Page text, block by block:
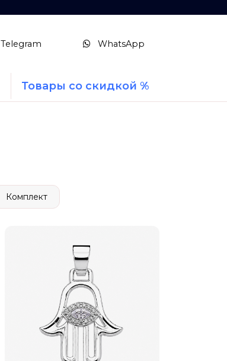
Telegram WhatsApp
Товары со скидкой %
Комплект